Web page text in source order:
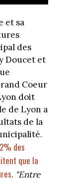
et sa
des
Doucet et
Coeur
doit
de Lyon a
de la
des
que la
. "Entre